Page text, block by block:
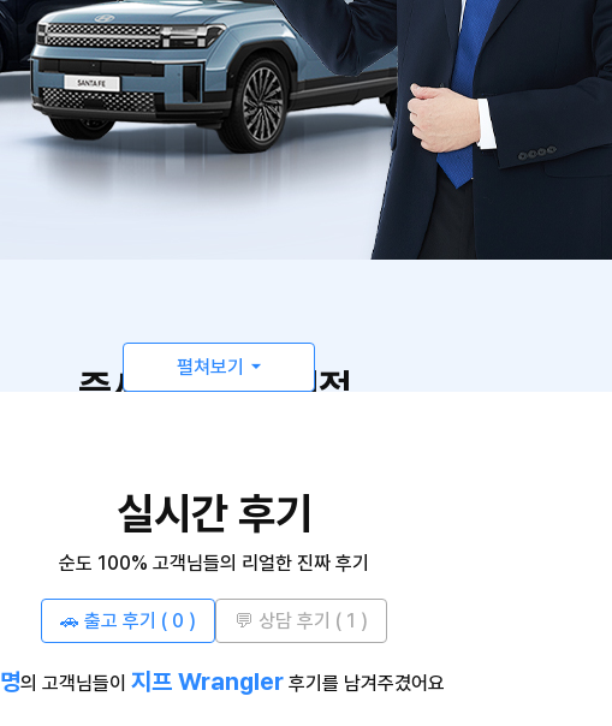
즉시출고/최저견적
한 번의 상담으로
30여개 제휴사 실시간 비교 견적!
실시간으로 최저가를 찾아 드립니다.
펼쳐보기
실시간 후기
순도 100% 고객님들의 리얼한 진짜 후기
🚗 출고 후기 ( 0 ) 💬 상담 후기 ( 1 )
명의 고객님들이 지프 Wrangler후기를 남겨주겼어요